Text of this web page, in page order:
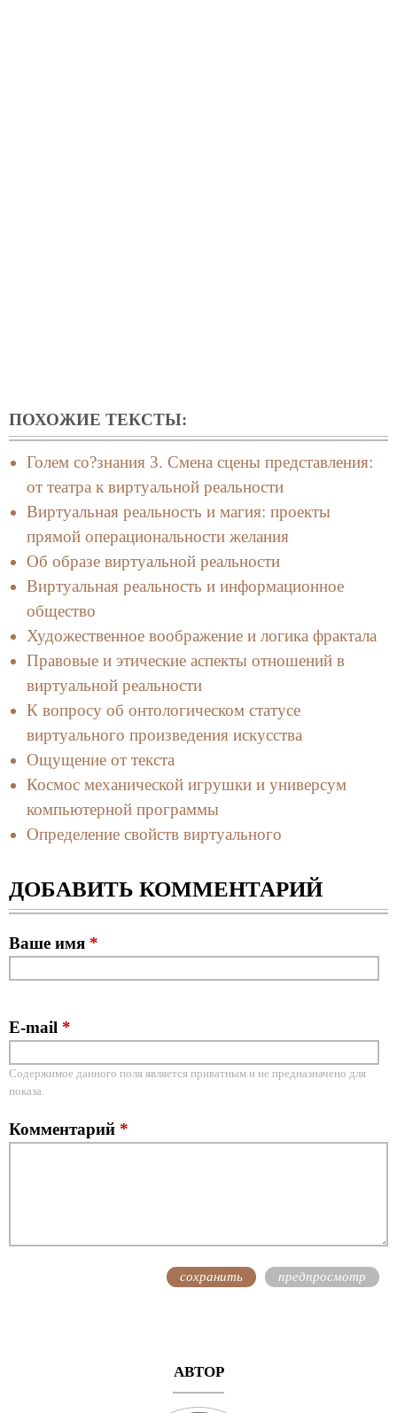
ПОХОЖИЕ ТЕКСТЫ:
Голем со?знания 3. Смена сцены представления:
от театра к виртуальной реальности
Виртуальная реальность и магия: проекты
прямой операциональности желания
Об образе виртуальной реальности
Виртуальная реальность и информационное
общество
Художественное воображение и логика фрактала
Правовые и этические аспекты отношений в
виртуальной реальности
К вопросу об онтологическом статусе
виртуального произведения искусства
Ощущение от текста
Космос механической игрушки и универсум
компьютерной программы
Определение свойств виртуального
ДОБАВИТЬ КОММЕНТАРИЙ
Ваше имя *
E-mail *
Содержимое данного поля является приватным и не предназначено для
показа.
Комментарий *
АВТОР